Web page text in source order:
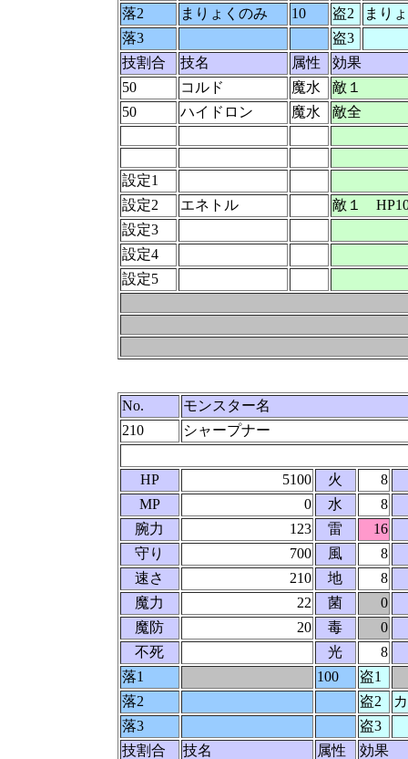
落2
まりょくのみ 10 盗2
まり
落3
盗3
技割合
技名 属性
効果
50
コルド 魔水
敵１
50
ハイドロン 魔水 敵全
設定1
設定2
エネトル
敵１
設定3
設定4
設定5
No.
モンスター名
210
シャープナー
HP 5100 火
8
MP
0 水
8
腕力
123 雷
16
守り
700 風
8
速さ
210 地
8
魔力
22 菌
0
魔防
20 毒
0
不死
光
8
落1
100
盗1
落2
盗2
落3
盗3
技割合
技名 属性
効果